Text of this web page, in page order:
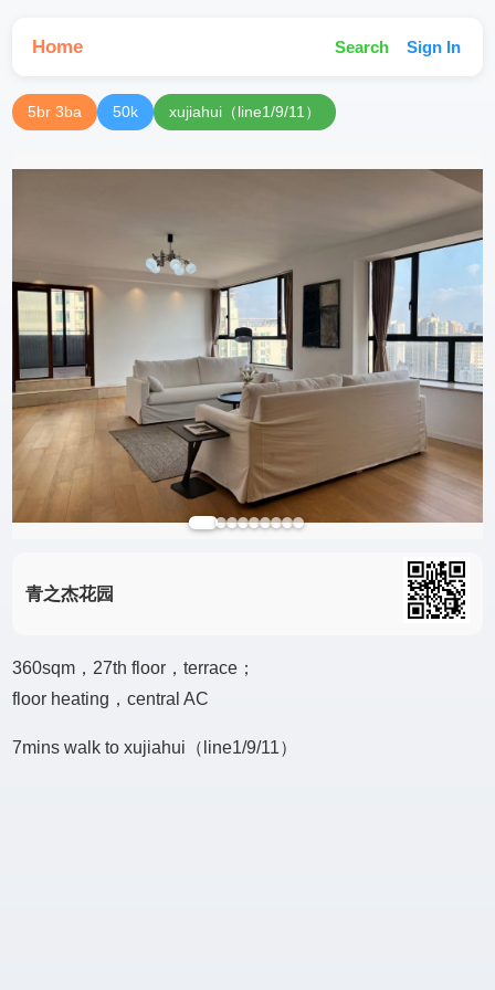
Home Search Sign In
5br 3ba 50k xujiahui（line1/9/11）
青之杰花园
360sqm，27th floor，terrace；
floor heating，central AC
7mins walk to xujiahui（line1/9/11）